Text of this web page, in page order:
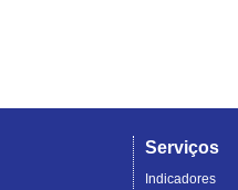
Serviços
Indicadores